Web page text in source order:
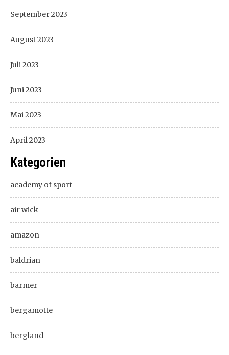
September 2023
August 2023
Juli 2023
Juni 2023
Mai 2023
April 2023
Kategorien
academy of sport
air wick
amazon
baldrian
barmer
bergamotte
bergland